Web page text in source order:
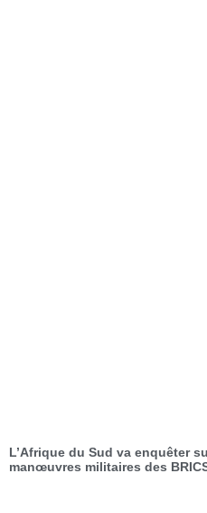
L’Afrique du Sud va enquêter
manœuvres militaires des